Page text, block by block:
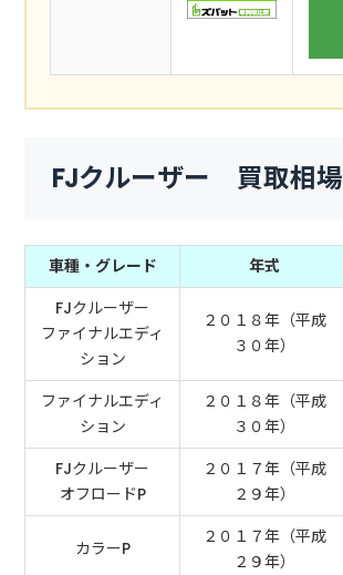
FJクルーザー 買取相場
車種・グレード 年式
FJクルーザー
ファイナルエディ
ション
２０１８年（平成
３０年）
ファイナルエディ
ション
２０１８年（平成
３０年）
FJクルーザー
オフロードP
２０１７年（平成
２９年）
カラーP
２０１７年（平成
２９年）